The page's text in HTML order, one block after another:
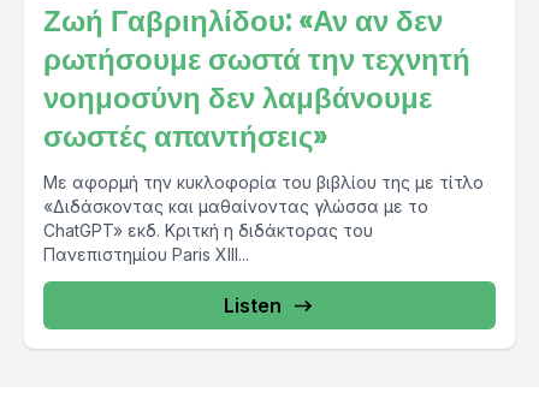
Ζωή Γαβριηλίδου: «Αν αν δεν
ρωτήσουμε σωστά την τεχνητή
νοημοσύνη δεν λαμβάνουμε
σωστές απαντήσεις»
Με αφορμή την κυκλοφορία του βιβλίου της με τίτλο
«Διδάσκοντας και μαθαίνοντας γλώσσα με το
ChatGPT» εκδ. Κριτκή η διδάκτορας του
Πανεπιστημίου Paris XIII...
Listen